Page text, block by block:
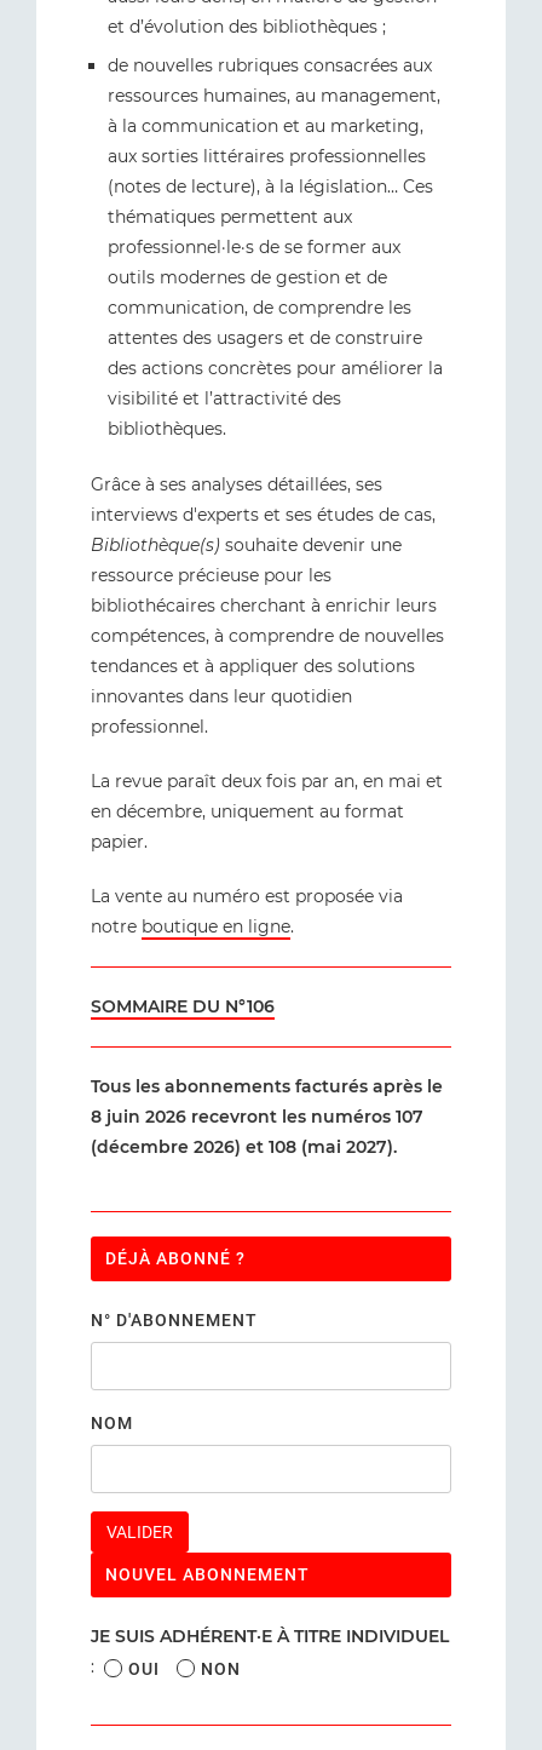
et d’évolution des bibliothèques ;
de nouvelles rubriques consacrées aux
ressources humaines, au management,
à la communication et au marketing,
aux sorties littéraires professionnelles
(notes de lecture), à la législation… Ces
thématiques permettent aux
professionnel·le·s de se former aux
outils modernes de gestion et de
communication, de comprendre les
attentes des usagers et de construire
des actions concrètes pour améliorer la
visibilité et l’attractivité des
bibliothèques.
Grâce à ses analyses détaillées, ses
interviews d'experts et ses études de cas,
Bibliothèque(s) souhaite devenir une
ressource précieuse pour les
bibliothécaires cherchant à enrichir leurs
compétences, à comprendre de nouvelles
tendances et à appliquer des solutions
innovantes dans leur quotidien
professionnel.
La revue paraît deux fois par an, en mai et
en décembre, uniquement au format
papier.
La vente au numéro est proposée via
notre boutique en ligne.
SOMMAIRE DU N°106
Tous les abonnements facturés après le
8 juin 2026 recevront les numéros 107
(décembre 2026) et 108 (mai 2027).
DÉJÀ ABONNÉ ?
N° D'ABONNEMENT
NOM
VALIDER
NOUVEL ABONNEMENT
JE SUIS ADHÉRENT·E À TITRE INDIVIDUEL
:
OUI NON